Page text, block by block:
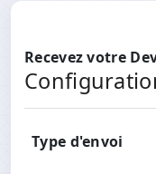
Recevez votre
Type d'envoi